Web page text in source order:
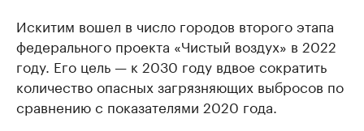
Искитим вошел в число городов второго этапа
федерального проекта «Чистый воздух» в 2022
году. Его цель — к 2030 году вдвое сократить
количество опасных загрязняющих выбросов по
сравнению с показателями 2020 года.